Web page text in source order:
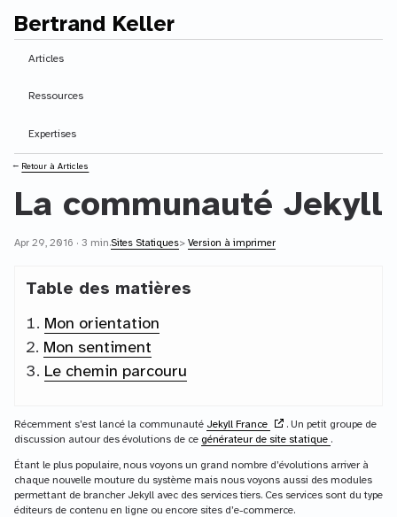
Contenu principal
Bertrand Keller
Articles
Ressources
Expertises
⭠ Retour à Articles
La communauté Jekyll
Apr 29, 2016 · 3 min.Sites Statiques> Version à imprimer
Table des matières
Mon orientation
Mon sentiment
Le chemin parcouru
Récemment s’est lancé la communauté Jekyll France
. Un petit groupe de
discussion autour des évolutions de ce générateur de site statique .
Étant le plus populaire, nous voyons un grand nombre d’évolutions arriver à
chaque nouvelle mouture du système mais nous voyons aussi des modules
permettant de brancher Jekyll avec des services tiers. Ces services sont du type
éditeurs de contenu en ligne ou encore sites d’e-commerce.